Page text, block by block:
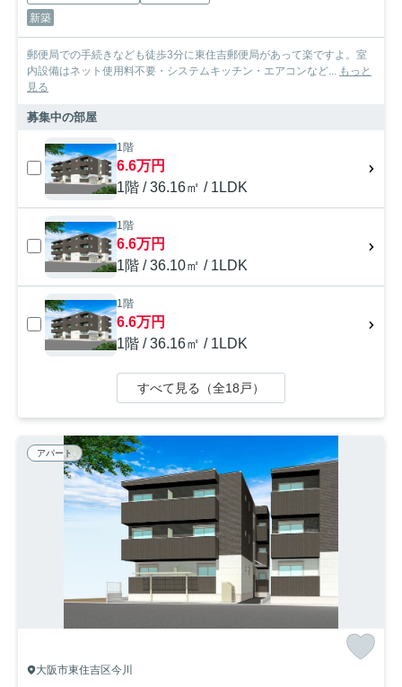
新築
郵便局での手続きなども徒歩3分に東住吉郵便局があって楽ですよ。室
内設備はネット使用料不要・システムキッチン・エアコンなど... もっと
見る
募集中の部屋
1階
6.6万円
1階 / 36.16㎡ / 1LDK
1階
6.6万円
1階 / 36.10㎡ / 1LDK
1階
6.6万円
1階 / 36.16㎡ / 1LDK
すべて見る（全18戸）
アパート
大阪市東住吉区今川